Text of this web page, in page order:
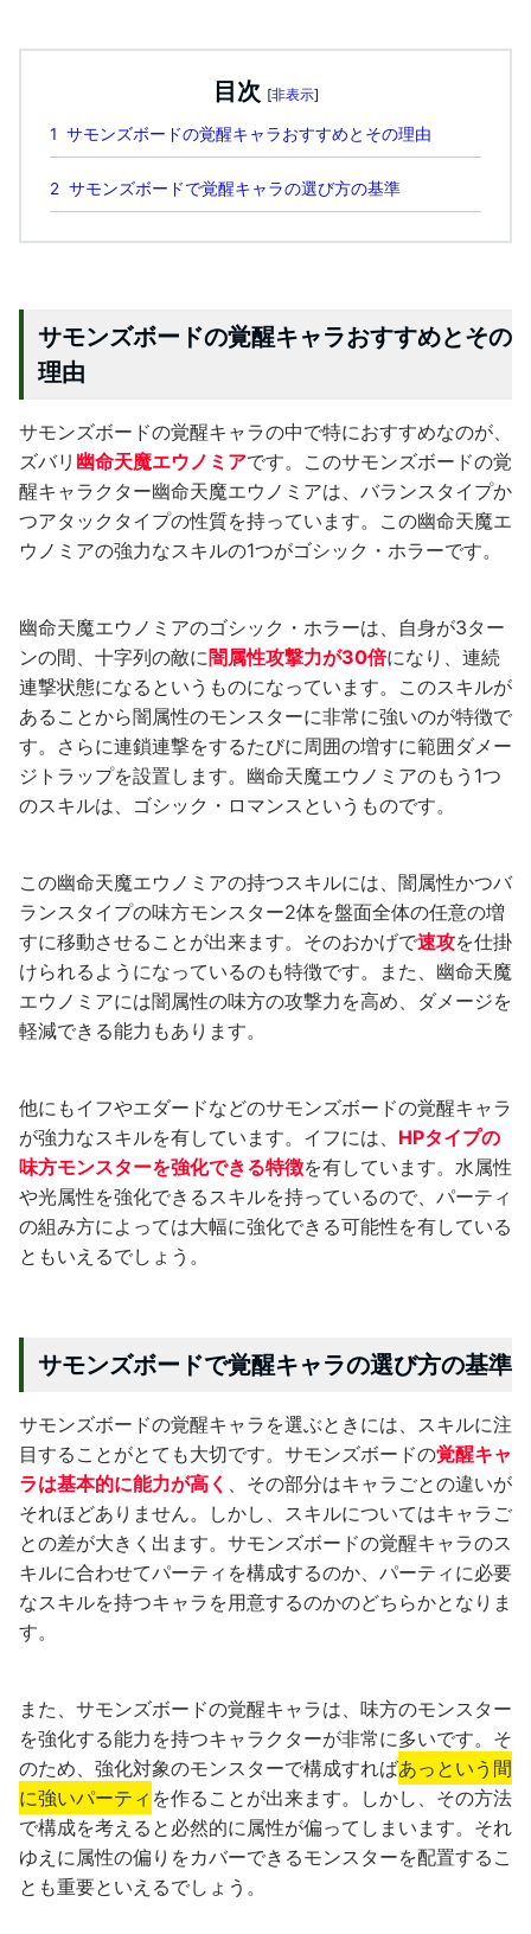
目次 [非表示]
1 サモンズボードの覚醒キャラおすすめとその理由
2 サモンズボードで覚醒キャラの選び方の基準
サモンズボードの覚醒キャラおすすめとその
理由
サモンズボードの覚醒キャラの中で特におすすめなのが、
ズバリ 幽命天魔エウノミアです。このサモンズボードの覚
醒キャラクター幽命天魔エウノミアは、バランスタイプか
つアタックタイプの性質を持っています。この幽命天魔エ
ウノミアの強力なスキルの1つがゴシック・ホラーです。
幽命天魔エウノミアのゴシック・ホラーは、自身が3ター
ンの間、十字列の敵に闇属性攻撃力が30倍になり、連続
連撃状態になるというものになっています。このスキルが
あることから闇属性のモンスターに非常に強いのが特徴で
す。さらに連鎖連撃をするたびに周囲の増すに範囲ダメー
ジトラップを設置します。幽命天魔エウノミアのもう1つ
のスキルは、ゴシック・ロマンスというものです。
この幽命天魔エウノミアの持つスキルには、闇属性かつバ
ランスタイプの味方モンスター2体を盤面全体の任意の増
すに移動させることが出来ます。そのおかげで速攻を仕掛
けられるようになっているのも特徴です。また、幽命天魔
エウノミアには闇属性の味方の攻撃力を高め、ダメージを
軽減できる能力もあります。
他にもイフやエダードなどのサモンズボードの覚醒キャラ
が強力なスキルを有しています。イフには、 HPタイプの
味方モンスターを強化できる特徴を有しています。水属性
や光属性を強化できるスキルを持っているので、パーティ
の組み方によっては大幅に強化できる可能性を有している
ともいえるでしょう。
サモンズボードで覚醒キャラの選び方の基準
サモンズボードの覚醒キャラを選ぶときには、スキルに注
目することがとても大切です。サモンズボードの覚醒キャ
ラは基本的に能力が高く 、その部分はキャラごとの違いが
それほどありません。しかし、スキルについてはキャラご
との差が大きく出ます。サモンズボードの覚醒キャラのス
キルに合わせてパーティを構成するのか、パーティに必要
なスキルを持つキャラを用意するのかのどちらかとなりま
す。
また、サモンズボードの覚醒キャラは、味方のモンスター
を強化する能力を持つキャラクターが非常に多いです。そ
のため、強化対象のモンスターで構成すればあっという間
に強いパーティ を作ることが出来ます。しかし、その方法
で構成を考えると必然的に属性が偏ってしまいます。それ
ゆえに属性の偏りをカバーできるモンスターを配置するこ
とも重要といえるでしょう。